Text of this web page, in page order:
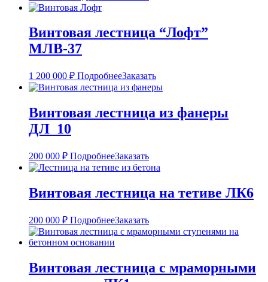
Винтовая лестница “Лофт”
МЛВ-37
1 200 000 ₽ ПодробнееЗаказать
Винтовая лестница из фанеры
ДЛ_10
200 000 ₽ ПодробнееЗаказать
Винтовая лестница на тетиве ЛК6
200 000 ₽ ПодробнееЗаказать
Винтовая лестница с мраморными